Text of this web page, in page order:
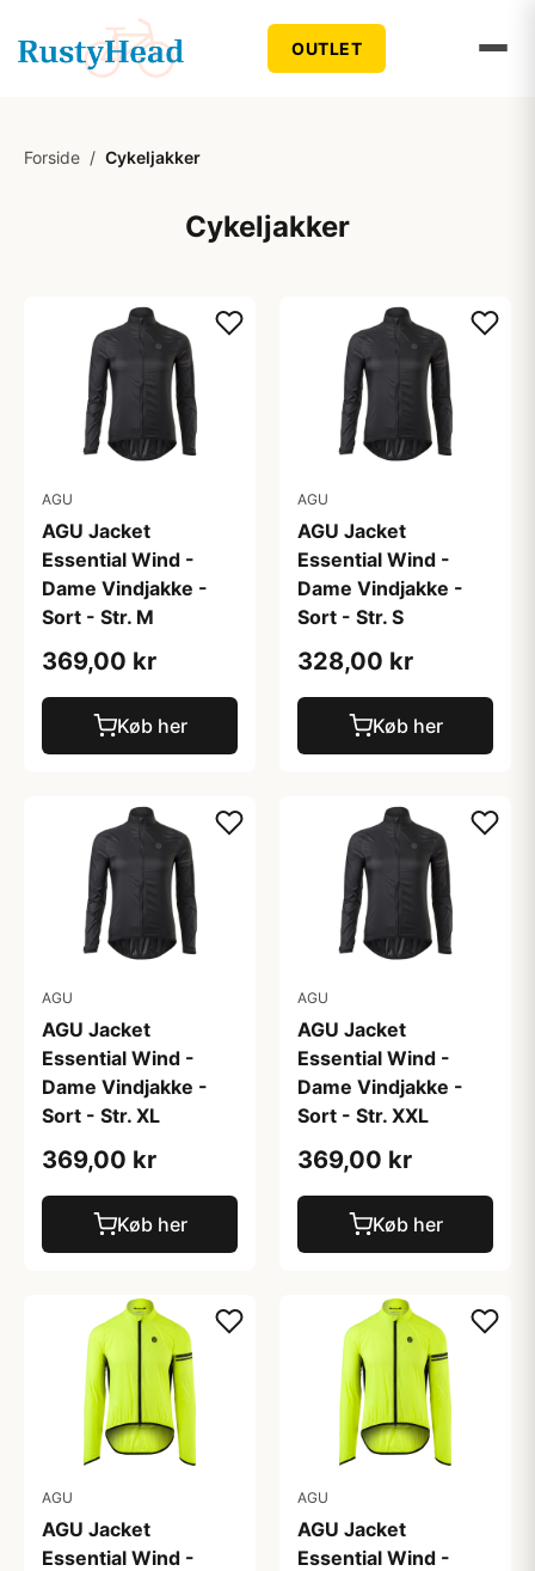
OUTLET
Forside / Cykeljakker
Cykeljakker
AGU
AGU Jacket
Essential Wind -
Dame Vindjakke -
Sort - Str. M
369,00 kr
Køb her
AGU
AGU Jacket
Essential Wind -
Dame Vindjakke -
Sort - Str. S
328,00 kr
Køb her
AGU
AGU Jacket
Essential Wind -
Dame Vindjakke -
Sort - Str. XL
369,00 kr
Køb her
AGU
AGU Jacket
Essential Wind -
Dame Vindjakke -
Sort - Str. XXL
369,00 kr
Køb her
AGU
AGU Jacket
Essential Wind -
AGU
AGU Jacket
Essential Wind -